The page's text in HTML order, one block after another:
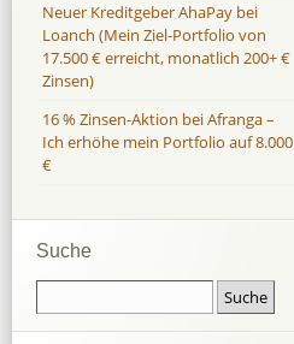
Neuer Kreditgeber AhaPay bei
Loanch (Mein Ziel-Portfolio von
17.500 € erreicht, monatlich 200+ €
Zinsen)
16 % Zinsen-Aktion bei Afranga –
Ich erhöhe mein Portfolio auf 8.000
€
Suche